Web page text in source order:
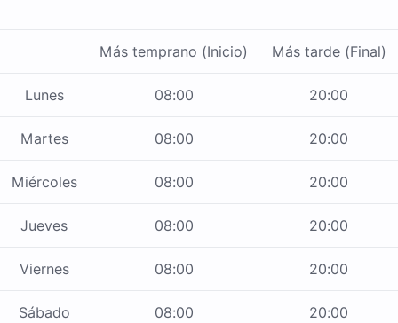
Más temprano (Inicio) Más tarde (Final)
Lunes 08:00 20:00
Martes 08:00 20:00
Miércoles 08:00 20:00
Jueves 08:00 20:00
Viernes 08:00 20:00
Sábado 08:00 20:00